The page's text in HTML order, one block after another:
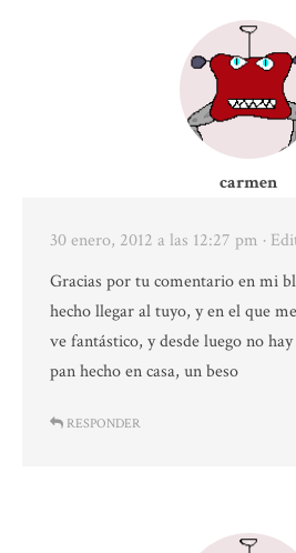
carmen
30 enero, 2012 a las 12:27 pm ·
Gracias por tu comentario en mi
hecho llegar al tuyo, y en el que
ve fantástico, y desde luego no
pan hecho en casa, un beso
RESPONDER